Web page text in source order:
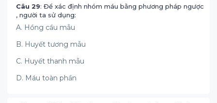
Câu 29: Để xác định nhóm máu bằng phương pháp ngược
, người ta sử dụng:
A. Hồng cầu mẫu
B. Huyết tương mẫu
C. Huyết thanh mẫu
D. Máu toàn phần